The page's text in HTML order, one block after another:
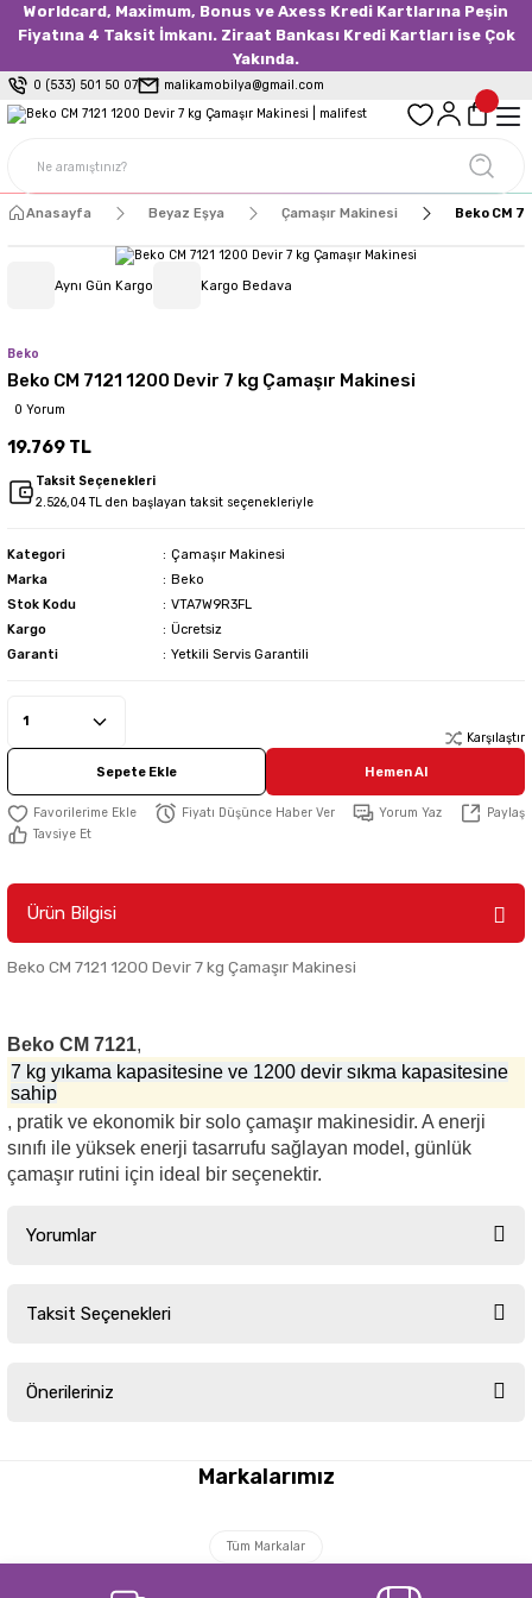
Worldcard, Maximum, Bonus ve Axess Kredi Kartlarına Peşin
Fiyatına 4 Taksit İmkanı. Ziraat Bankası Kredi Kartları ise Çok
Yakında.
0 (533) 501 50 07 malikamobilya@gmail.com
Anasayfa Beyaz Eşya Çamaşır Makinesi Beko CM
Aynı Gün Kargo Kargo Bedava
Beko
Beko CM 7121 1200 Devir 7 kg Çamaşır Makinesi
0 Yorum
19.769 TL
Taksit Seçenekleri
2.526,04 TL den başlayan taksit seçenekleriyle
Kategori
Çamaşır Makinesi
Marka
Beko
Stok Kodu
VTA7W9R3FL
Kargo
Ücretsiz
Garanti
Yetkili Servis Garantili
Karşılaştır
Sepete Ekle Hemen Al
Fiyatı Düşünce Haber Ver Yorum Yaz
Paylaş
Tavsiye Et
Ürün Bilgisi
Beko CM 7121 1200 Devir 7 kg Çamaşır Makinesi
Beko CM 7121,
7 kg yıkama kapasitesine ve 1200 devir sıkma kapasitesine
sahip
, pratik ve ekonomik bir solo çamaşır makinesidir. A enerji
sınıfı ile yüksek enerji tasarrufu sağlayan model, günlük
çamaşır rutini için ideal bir seçenektir.
Yorumlar
Taksit Seçenekleri
Önerileriniz
yetersiz gördüğünüz noktaları öneri formunu kullanarak tarafımıza
Markalarımız
Tüm Markalar